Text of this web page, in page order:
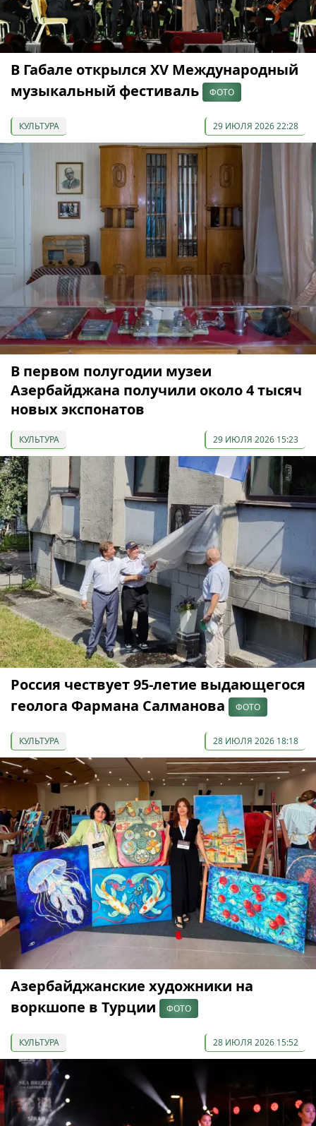
В Габале открылся XV Международный
музыкальный фестиваль
ФОТО
КУЛЬТУРА 29 ИЮЛЯ 2026 22:28
В первом полугодии музеи
Азербайджана получили около 4 тысяч
новых экспонатов
КУЛЬТУРА 29 ИЮЛЯ 2026 15:23
Россия чествует 95-летие выдающегося
геолога Фармана Салманова
ФОТО
КУЛЬТУРА 28 ИЮЛЯ 2026 18:18
Азербайджанские художники на
воркшопе в Турции
ФОТО
КУЛЬТУРА 28 ИЮЛЯ 2026 15:52